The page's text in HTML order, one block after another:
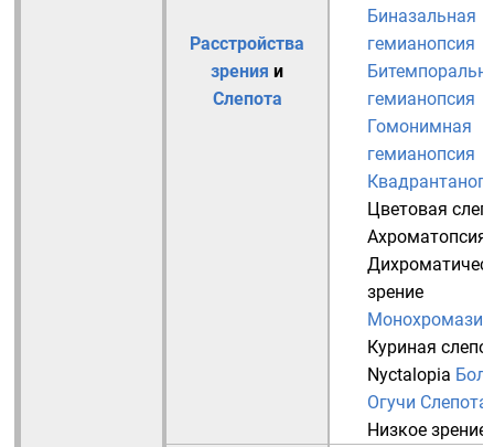
Расстройства
зрения и
Слепота
Биназальная
гемианопсия
гемианопсия
Гомонимная
гемианопсия
Цветовая
Ахроматопсия
зрение
Монохромазия
Куриная
Nyctalopia
Огучи Слепота
Низкое зрение